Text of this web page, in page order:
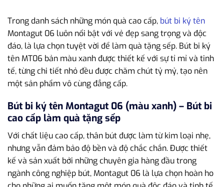
Trong danh sách những món quà cao cấp, bút bi ký tên
Montagut 06 luôn nổi bật với vẻ đẹp sang trọng và độc
đáo, là lựa chọn tuyệt vời để làm quà tặng sếp. Bút bi ký
tên MT06 bản màu xanh được thiết kế với sự tỉ mỉ và tinh
tế, từng chi tiết nhỏ đều được chăm chút tỷ mỷ, tạo nên
một sản phẩm vô cùng đẳng cấp.
Bút bi ký tên Montagut 06 (màu xanh) – Bút bi
cao cấp làm quà tặng sếp
Với chất liệu cao cấp, thân bút được làm từ kim loại nhẹ,
nhưng vẫn đảm bảo độ bền và độ chắc chắn. Được thiết
kế và sản xuất bởi những chuyên gia hàng đầu trong
ngành công nghiệp bút, Montagut 06 là lựa chọn hoàn ho